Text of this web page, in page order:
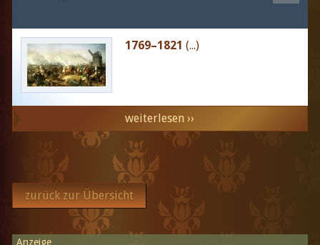
1769–1821 (...)
weiterlesen ››
zurück zur Übersicht
Anzeige